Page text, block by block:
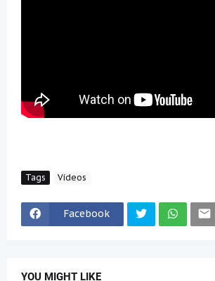
Tags Vídeos
Facebook
YOU MIGHT LIKE